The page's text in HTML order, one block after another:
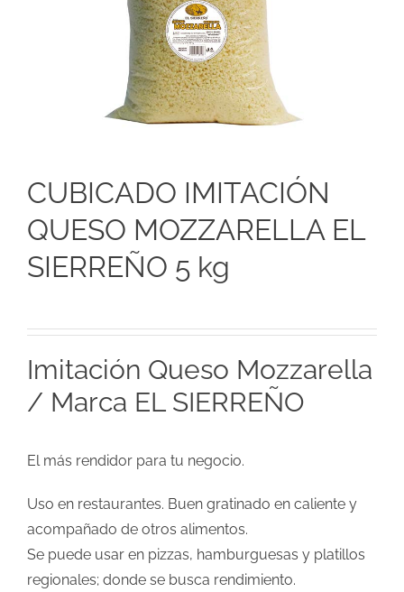
CUBICADO IMITACIÓN
QUESO MOZZARELLA EL
SIERREÑO 5 kg
Imitación Queso Mozzarella
/ Marca EL SIERREÑO
El más rendidor para tu negocio.
Uso en restaurantes. Buen gratinado en caliente y
acompañado de otros alimentos.
Se puede usar en pizzas, hamburguesas y platillos
regionales; donde se busca rendimiento.